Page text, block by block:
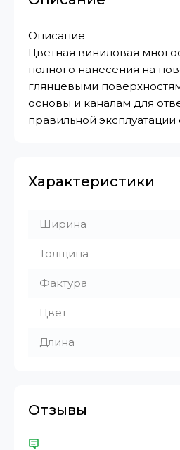
Описание
Цветная виниловая
полного нанесения на
глянцевыми
основы и каналам для
правильной
Характеристики
Ширина
Толщина
Фактура
Цвет
Длина
Отзывы